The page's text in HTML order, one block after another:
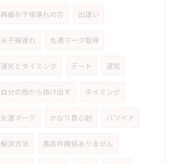
再婚お子様連れの方 出逢い
お子様連れ 丸適マーク取得
運気とタイミング デート 運気
自分の殻から抜け出す タイミング
丸適マーク かなり良心的 バツイチ
解決方法 悪条件関係ありません